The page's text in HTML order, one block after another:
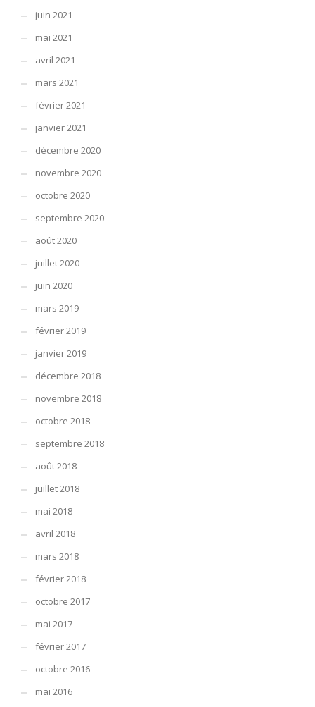
juin 2021
mai 2021
avril 2021
mars 2021
février 2021
janvier 2021
décembre 2020
novembre 2020
octobre 2020
septembre 2020
août 2020
juillet 2020
juin 2020
mars 2019
février 2019
janvier 2019
décembre 2018
novembre 2018
octobre 2018
septembre 2018
août 2018
juillet 2018
mai 2018
avril 2018
mars 2018
février 2018
octobre 2017
mai 2017
février 2017
octobre 2016
mai 2016